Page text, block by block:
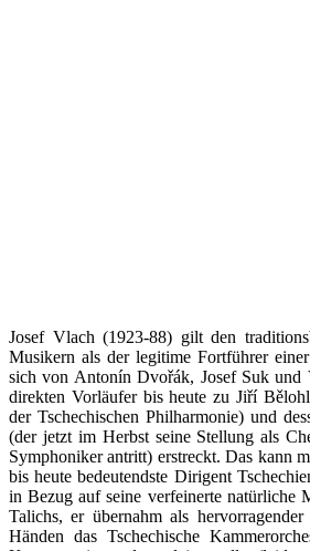
Josef Vlach (1923-88) gilt den
Musikern als der legitime Fortführer
sich von Antonín Dvořák, Josef Suk und
direkten Vorläufer bis heute zu Jiří
der Tschechischen Philharmonie) und
(der jetzt im Herbst seine Stellung als
Symphoniker antritt) erstreckt. Das kann
bis heute bedeutendste Dirigent
in Bezug auf seine verfeinerte natürliche
Talichs, er übernahm als
Händen das Tschechische